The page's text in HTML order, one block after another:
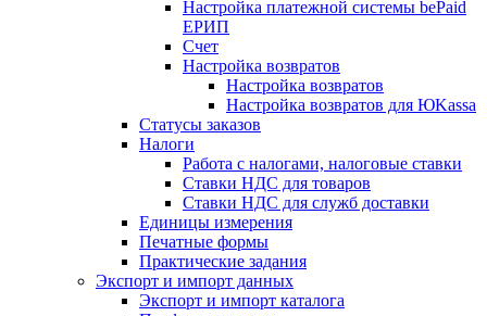
Настройка платежной системы bePaid
ЕРИП
Счет
Настройка возвратов
Настройка возвратов
Настройка возвратов для ЮKassa
Статусы заказов
Налоги
Работа с налогами, налоговые ставки
Ставки НДС для товаров
Ставки НДС для служб доставки
Единицы измерения
Печатные формы
Практические задания
Экспорт и импорт данных
Экспорт и импорт каталога